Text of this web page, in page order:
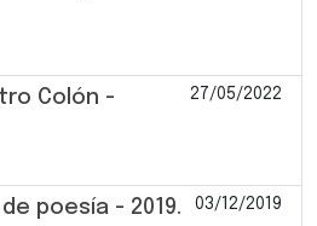
Colón -
27/05/2022
poesía - 2019. 03/12/2019